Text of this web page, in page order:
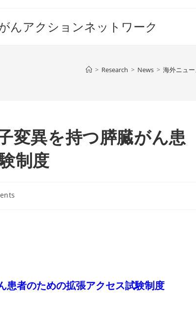
んアクションネットワーク
> Research > News > 海外ニュ
変異を持つ膵臓がん患
制度
患者のための拡張アクセス試験制度